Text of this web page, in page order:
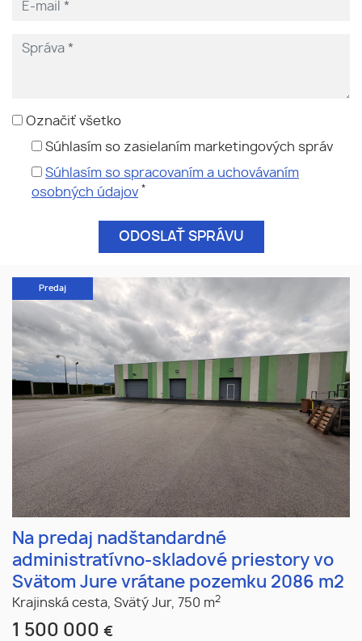
Označiť všetko
Súhlasím so zasielaním marketingových správ
Súhlasím so spracovaním a uchovávaním
osobných údajov *
Predaj
Na predaj nadštandardné
administratívno-skladové priestory vo
Svätom Jure vrátane pozemku 2086 m2
Krajinská cesta, Svätý Jur, 750 m2
1 500 000 €